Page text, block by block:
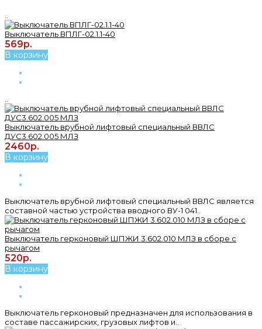
Выключатель ВПЛГ-02.1.1-40
569р.
В корзину
Выключатель врубной лифтовый специальный ВВЛС
ДУС3.602.005 МЛЗ
2460р.
В корзину
Выключатель врубной лифтовый специальный ВВЛС является
составной частью устройства вводного ВУ-1 041..
Выключатель герконовый ШПЖИ 3.602.010 МЛЗ в сборе с
рычагом
520р.
В корзину
Выключатель герконовый предназначен для использования в
составе пассажирских, грузовых лифтов и..